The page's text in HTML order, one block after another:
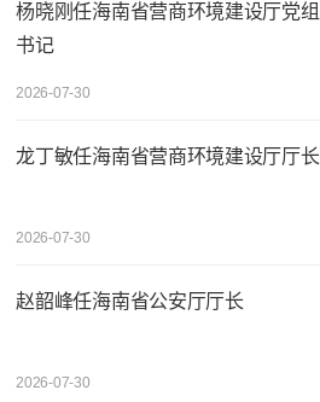
杨晓刚任海南省营商环境建设厅党组
书记
2026-07-30
龙丁敏任海南省营商环境建设厅厅长
2026-07-30
赵韶峰任海南省公安厅厅长
2026-07-30